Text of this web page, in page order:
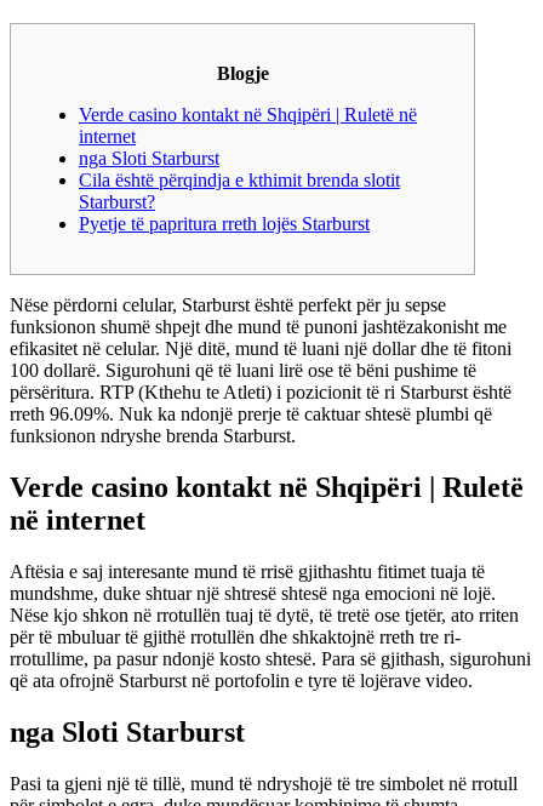
Blogje
Verde casino kontakt në Shqipëri | Ruletë në
internet
nga Sloti Starburst
Cila është përqindja e kthimit brenda slotit
Starburst?
Pyetje të papritura rreth lojës Starburst
Nëse përdorni celular, Starburst është perfekt për ju sepse
funksionon shumë shpejt dhe mund të punoni jashtëzakonisht me
efikasitet në celular. Një ditë, mund të luani një dollar dhe të fitoni
100 dollarë. Sigurohuni që të luani lirë ose të bëni pushime të
përsëritura. RTP (Kthehu te Atleti) i pozicionit të ri Starburst është
rreth 96.09%. Nuk ka ndonjë prerje të caktuar shtesë plumbi që
funksionon ndryshe brenda Starburst.
Verde casino kontakt në Shqipëri | Ruletë
në internet
Aftësia e saj interesante mund të rrisë gjithashtu fitimet tuaja të
mundshme, duke shtuar një shtresë shtesë nga emocioni në lojë.
Nëse kjo shkon në rrotullën tuaj të dytë, të tretë ose tjetër, ato rriten
për të mbuluar të gjithë rrotullën dhe shkaktojnë rreth tre ri-
rrotullime, pa pasur ndonjë kosto shtesë. Para së gjithash, sigurohuni
që ata ofrojnë Starburst në portofolin e tyre të lojërave video.
nga Sloti Starburst
Pasi ta gjeni një të tillë, mund të ndryshojë të tre simbolet në rrotull